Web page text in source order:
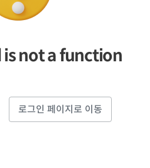
not a function
로그인 페이지로 이동